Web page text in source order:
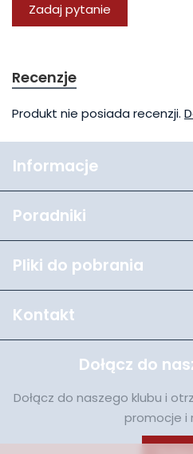
Zadaj pytanie
Recenzje
Produkt nie posiada recenzji.
Informacje
Poradniki
Pliki do pobrania
Kontakt
Dołącz do
Dołącz do naszego klubu i
promocje i